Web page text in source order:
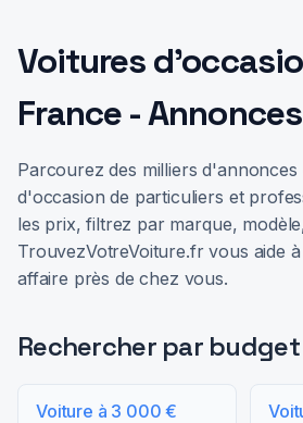
Voitures
France -
Parcourez des milliers d'annonces
d'occasion de particuliers et
les prix, filtrez par marque,
TrouvezVotreVoiture.fr vous aide
affaire près de chez vous.
Rechercher par budget
Voiture à 3 000 €